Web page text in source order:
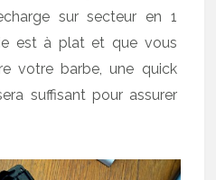
sur secteur en 1
est à plat et que vous
votre barbe, une quick
suffisant pour assurer